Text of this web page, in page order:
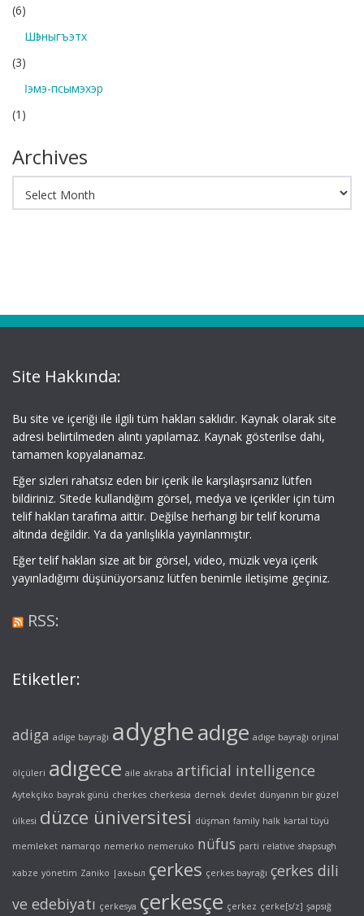
(6)
Шӏэныгъэтх
(3)
Ӏэмэ-псымэхэр
(1)
Archives
Site Hakkında:
Bu site ve içeriği ile ilgili tüm hakları saklıdır. Kaynak olarak site
adresi belirtilmeden alıntı yapılamaz. Kaynak gösterilse dahi,
tamamen kopyalanamaz.
Eğer sizleri rahatsız eden bir içerik ile karşılaşırsanız lütfen
bildiriniz. Sitede kullandığım görsel, medya ve içerikler için tüm
telif hakları tarafıma aittir. Değilse herhangi bir telif koruma
altında değildir. Ya da yanlışlıkla yayınlanmıştır.
Eğer telif hakları size ait bir görsel, video, müzik veya içerik
yayınladığımı düşünüyorsanız lütfen benimle iletişime geçiniz.
RSS:
Etiketler:
adiga adige bayrağı adygheadıge adıge bayrağı orjinal
ölçüleri adıgece aile akraba artificial intelligence
Aytekçiko bayrak günü cherkes cherkesia dernek devlet dünyanın bir güzel
ülkesi düzce üniversitesi düşman family halk kartal tüyü
memleket namarqo nemerko nemeruko nüfus parti relative shapsugh
xabze yönetim Zaniko |ахьыл çerkes çerkes bayrağı çerkes dili
ve edebiyatı çerkesya çerkesçe çerkez çerke[s/z] şapsığ